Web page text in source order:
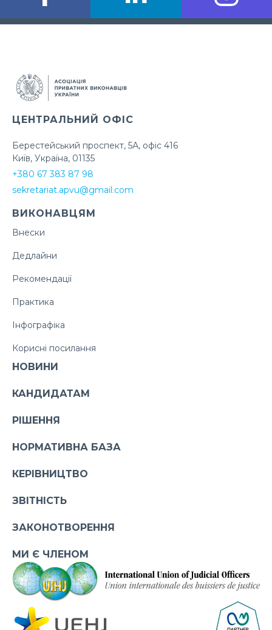
ЦЕНТРАЛЬНИЙ ОФІС
Берестейський проспект, 5А, офіс 416
Київ, Україна, 01135
+380 67 383 87 98
sekretariat.apvu@gmail.com
ВИКОНАВЦЯМ
Внески
Дедлайни
Рекомендації
Практика
Інфографіка
Корисні посилання
НОВИНИ
КАНДИДАТАМ
РІШЕННЯ
НОРМАТИВНА БАЗА
КЕРІВНИЦТВО
ЗВІТНІСТЬ
ЗАКОНОТВОРЕННЯ
МИ Є ЧЛЕНОМ